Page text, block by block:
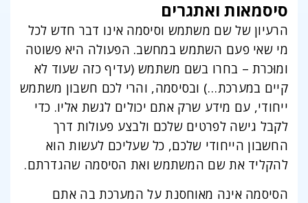
סיסמאות ואתגרים
הרעיון של שם משתמש וסיסמה אינו דבר חדש לכל
מי שאי פעם השתמש במחשב. הפעולה היא פשוטה
ומוּכרת – בחרו בשם משתמש (עדיף כזה שעוד לא
קיים במערכת…) ובסיסמה, והרי לכם חשבון משתמש
ייחודי, עם מידע שרק אתם יכולים לגשת אליו. כדי
לקבל גישה לפרטים שלכם ולבצע פעולות דרך
החשבון הייחודי שלכם, כל שעליכם לעשות הוא
להקליד את שם המשתמש ואת הסיסמה שהגדרתם.
הסיסמה אינה מאוחסנת על המערכת בה אתם